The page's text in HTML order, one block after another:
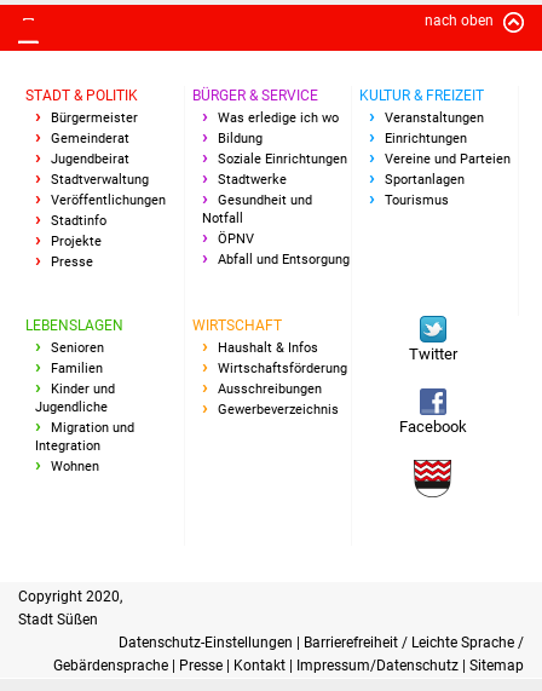
Stadtwerke
Suenergie
NETZMonitor
Ärzte und Apotheken
Pflege von Angehörigen
Hitzewarnung / UV-
Index
Kultur & Freizeit
nach oben
STADT & POLITIK
Bürgermeister
Gemeinderat
Jugendbeirat
Stadtverwaltung
Veröffentlichungen
Stadtinfo
Projekte
Presse
BÜRGER & SERVICE
Was erledige ich wo
Bildung
Soziale Einrichtungen
Stadtwerke
Gesundheit und
Notfall
ÖPNV
Abfall und Entsorgung
KULTUR & FREIZEIT
Veranstaltungen
Einrichtungen
Vereine und Parteien
Sportanlagen
Tourismus
LEBENSLAGEN
Senioren
Familien
Kinder und
Jugendliche
Migration und
Integration
Wohnen
WIRTSCHAFT
Haushalt & Infos
Wirtschaftsförderung
Ausschreibungen
Gewerbeverzeichnis
Twitter
Facebook
Copyright 2020,
Stadt Süßen
Datenschutz-Einstellungen
Barrierefreiheit / Leichte Sprache /
Gebärdensprache
Presse Kontakt Impressum/Datenschutz Sitemap